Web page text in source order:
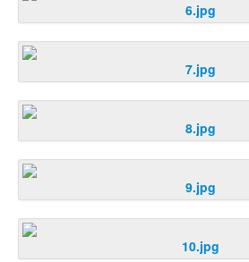
6.jpg
7.jpg
8.jpg
9.jpg
10.jpg